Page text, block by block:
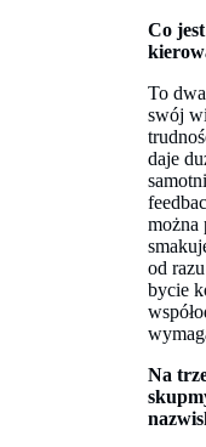
Co
To
swój
daje
można
od
bycie
Na